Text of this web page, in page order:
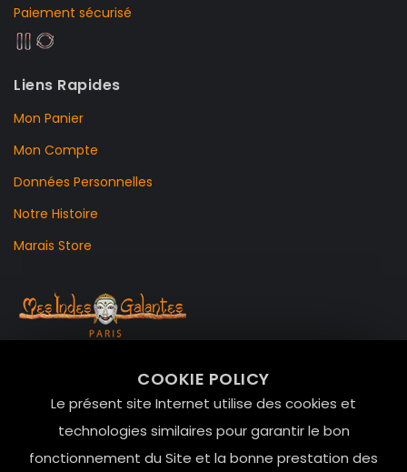
COOKIE POLICY
Le présent site Internet utilise des cookies et
technologies similaires pour garantir le bon
fonctionnement du Site et la bonne prestation des
Paiement sécurisé
Liens Rapides
Mon Panier
Mon Compte
Données Personnelles
Notre Histoire
Marais Store
Le Marais, 75004 Paris
contact@mesindesgalantes.com
01.42.72.42.51